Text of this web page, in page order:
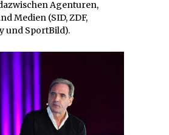
Agenturen,
Medien (SID, ZDF,
und SportBild).